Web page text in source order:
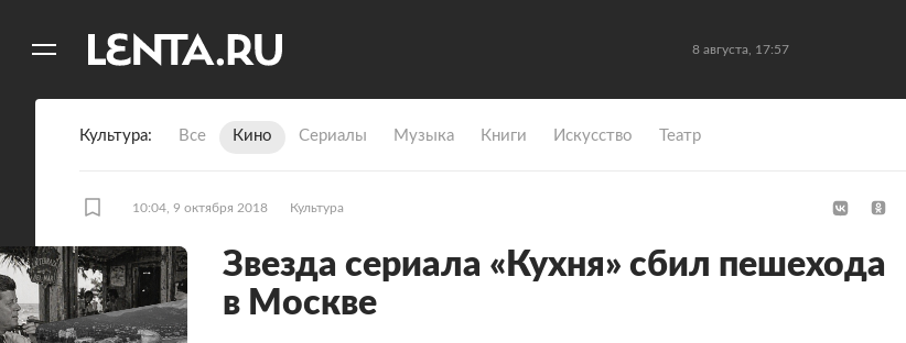
8 августа, 17:57
Культура Все Кино Сериалы Музыка Книги Искусство Театр
10:04, 9 октября 2018 Культура
Звезда сериала «Кухня» сбил пешехода
в Москве